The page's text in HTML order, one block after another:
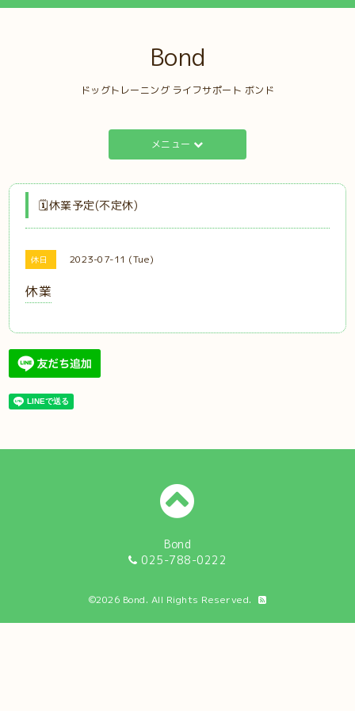
Bond
ドッグトレーニング ライフサポート ボンド
メニュー
🗓️休業予定(不定休)
休日 2023-07-11 (Tue)
休業
Bond
025-788-0222
©2026 Bond. All Rights Reserved.